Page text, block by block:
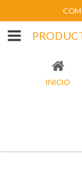
INICIO